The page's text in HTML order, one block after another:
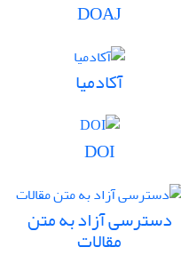
DOAJ
آکادمیا
DOI
دسترسی آزاد به متن
مقالات